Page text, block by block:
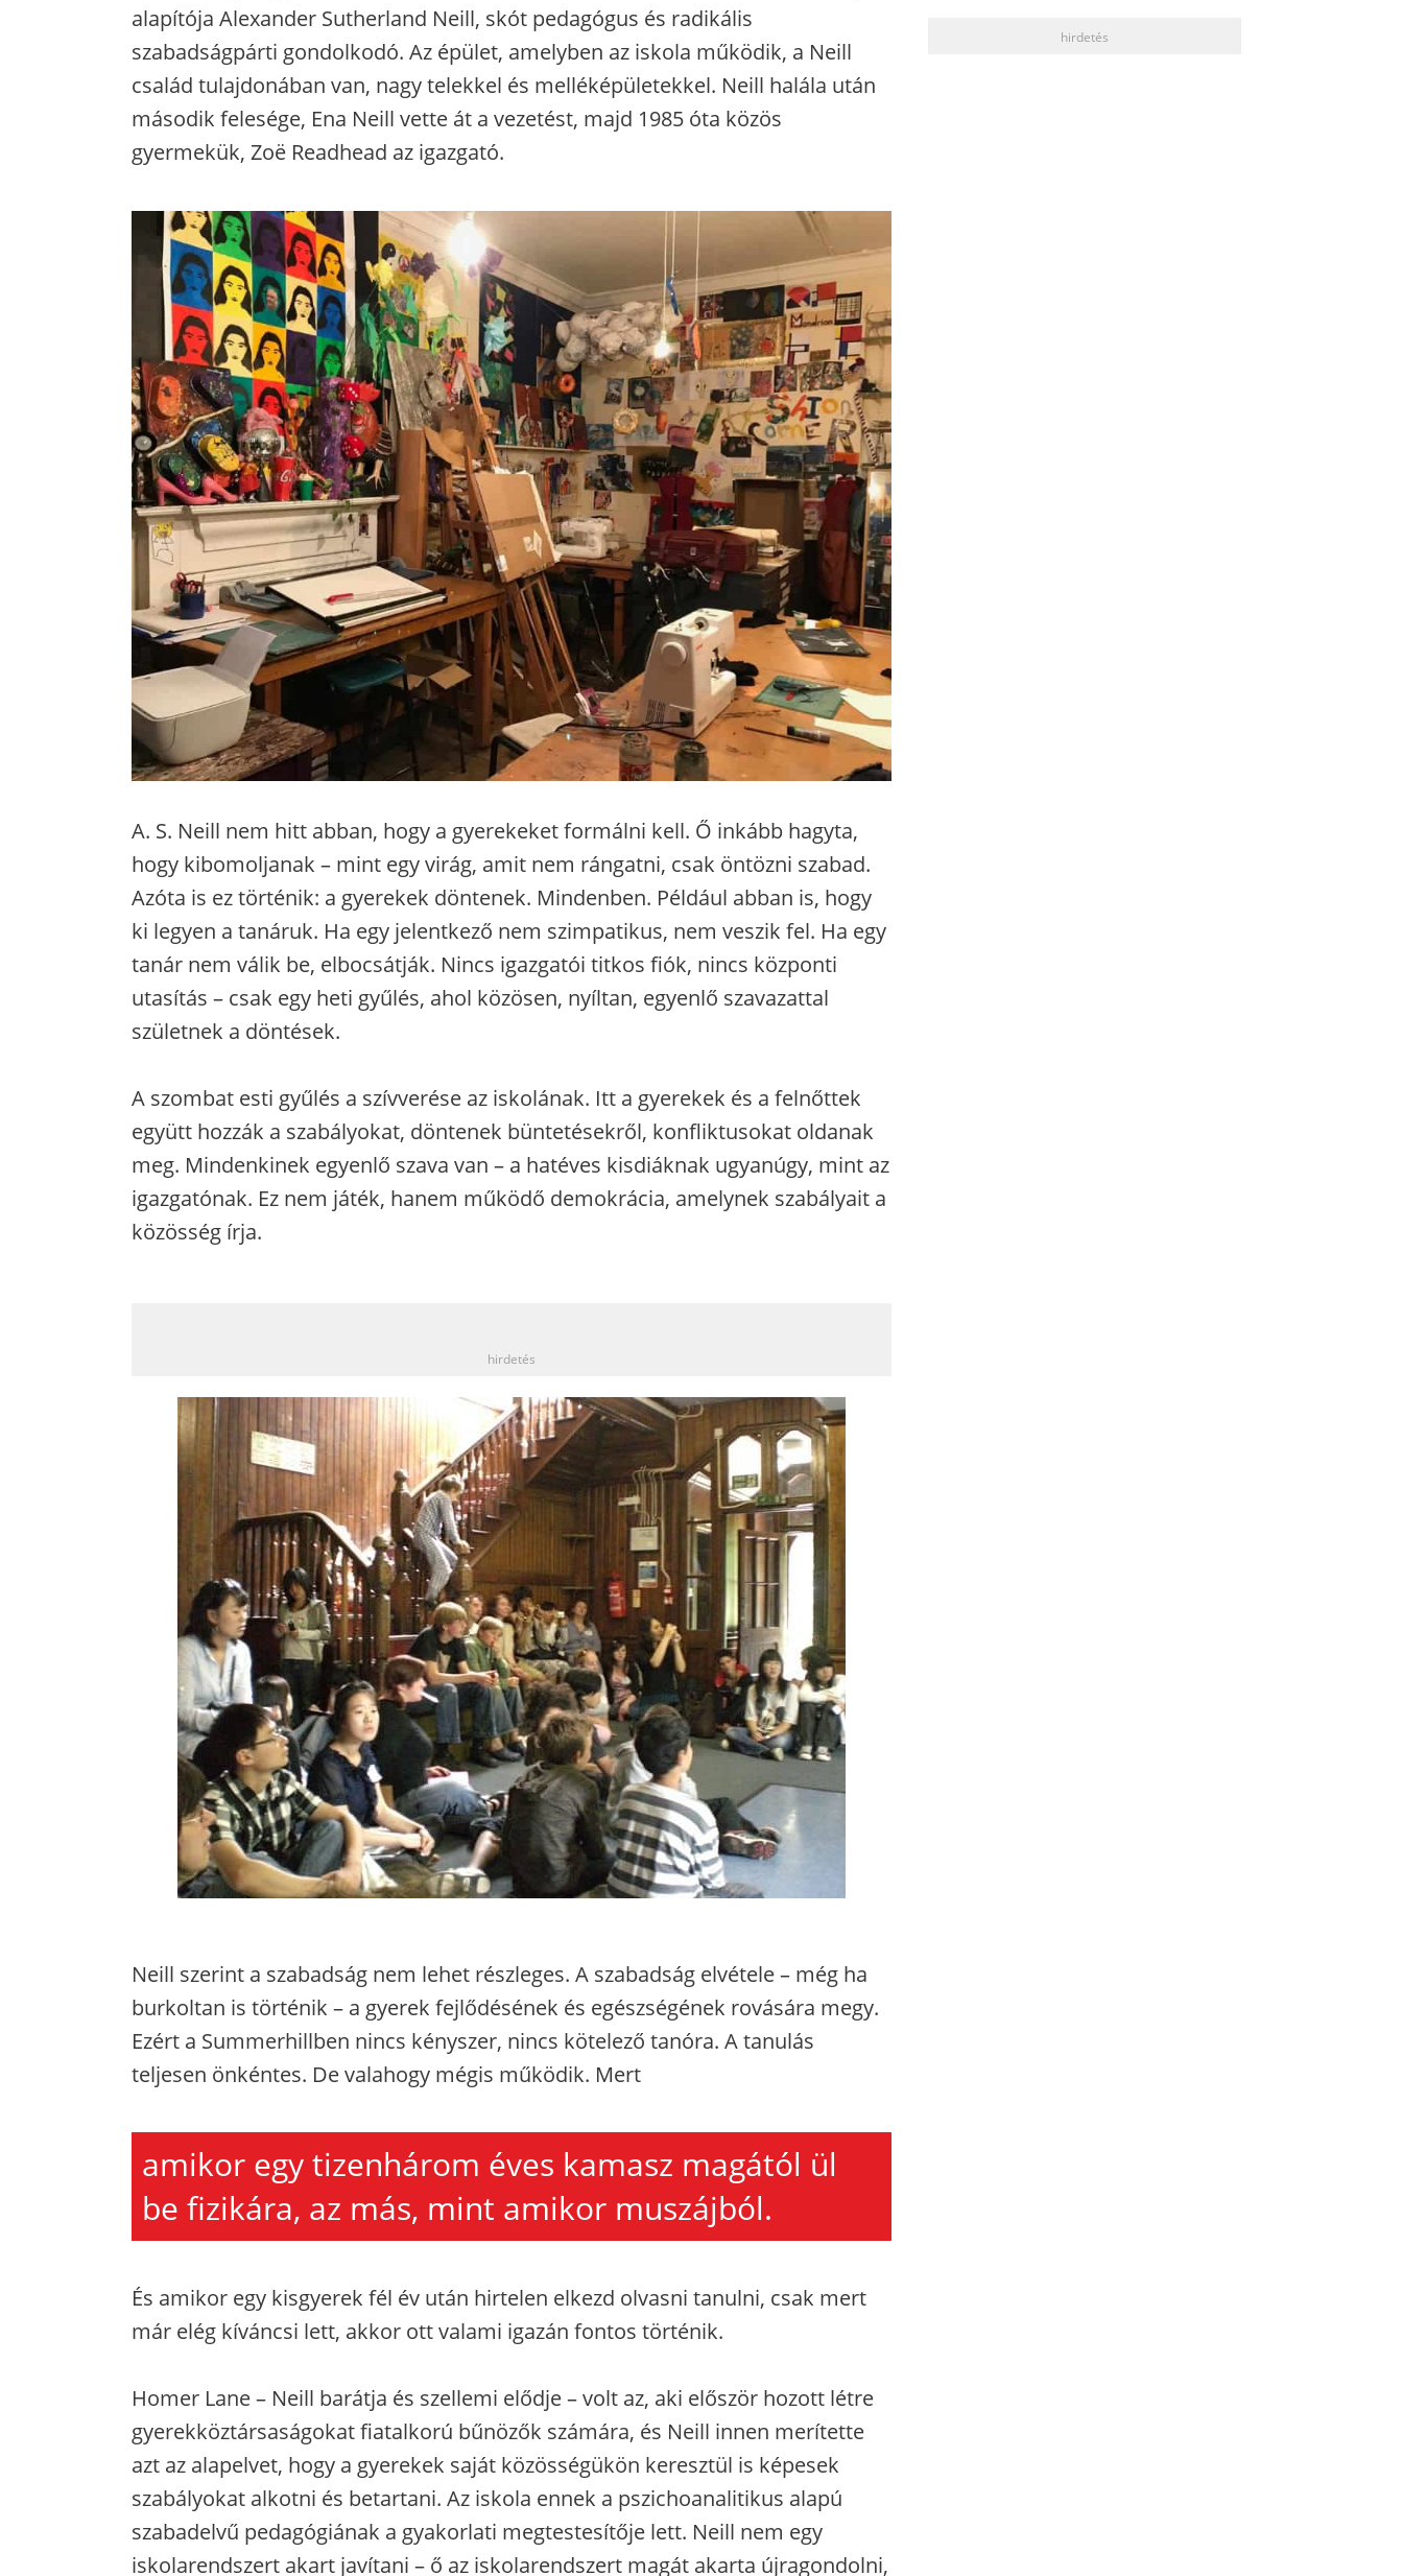
alapítója Alexander Sutherland Neill, skót pedagógus és radikális
szabadságpárti gondolkodó. Az épület, amelyben az iskola működik, a Neill
család tulajdonában van, nagy telekkel és melléképületekkel. Neill halála után
második felesége, Ena Neill vette át a vezetést, majd 1985 óta közös
gyermekük, Zoë Readhead az igazgató.
A. S. Neill nem hitt abban, hogy a gyerekeket formálni kell. Ő inkább hagyta,
hogy kibomoljanak – mint egy virág, amit nem rángatni, csak öntözni szabad.
Azóta is ez történik: a gyerekek döntenek. Mindenben. Például abban is, hogy
ki legyen a tanáruk. Ha egy jelentkező nem szimpatikus, nem veszik fel. Ha egy
tanár nem válik be, elbocsátják. Nincs igazgatói titkos fiók, nincs központi
utasítás – csak egy heti gyűlés, ahol közösen, nyíltan, egyenlő szavazattal
születnek a döntések.
A szombat esti gyűlés a szívverése az iskolának. Itt a gyerekek és a felnőttek
együtt hozzák a szabályokat, döntenek büntetésekről, konfliktusokat oldanak
meg. Mindenkinek egyenlő szava van – a hatéves kisdiáknak ugyanúgy, mint az
igazgatónak. Ez nem játék, hanem működő demokrácia, amelynek szabályait a
közösség írja.
hirdetés
Neill szerint a szabadság nem lehet részleges. A szabadság elvétele – még ha
burkoltan is történik – a gyerek fejlődésének és egészségének rovására megy.
Ezért a Summerhillben nincs kényszer, nincs kötelező tanóra. A tanulás
teljesen önkéntes. De valahogy mégis működik. Mert
amikor egy tizenhárom éves kamasz magától ül
be fizikára, az más, mint amikor muszájból.
És amikor egy kisgyerek fél év után hirtelen elkezd olvasni tanulni, csak mert
már elég kíváncsi lett, akkor ott valami igazán fontos történik.
Homer Lane – Neill barátja és szellemi elődje – volt az, aki először hozott létre
gyerekköztársaságokat fiatalkorú bűnözők számára, és Neill innen merítette
azt az alapelvet, hogy a gyerekek saját közösségükön keresztül is képesek
szabályokat alkotni és betartani. Az iskola ennek a pszichoanalitikus alapú
szabadelvű pedagógiának a gyakorlati megtestesítője lett. Neill nem egy
iskolarendszert akart javítani – ő az iskolarendszert magát akarta újragondolni,
hirdetés